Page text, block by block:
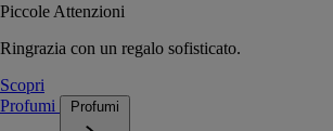
Piccole Attenzioni
Ringrazia con un regalo sofisticato.
Scopri
Profumi
Profumi